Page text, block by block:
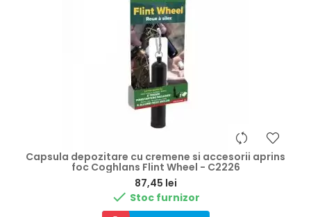
Capsula depozitare cu cremene si accesorii aprins
foc Coghlans Flint Wheel - C2226
87,45 lei
 Stoc furnizor